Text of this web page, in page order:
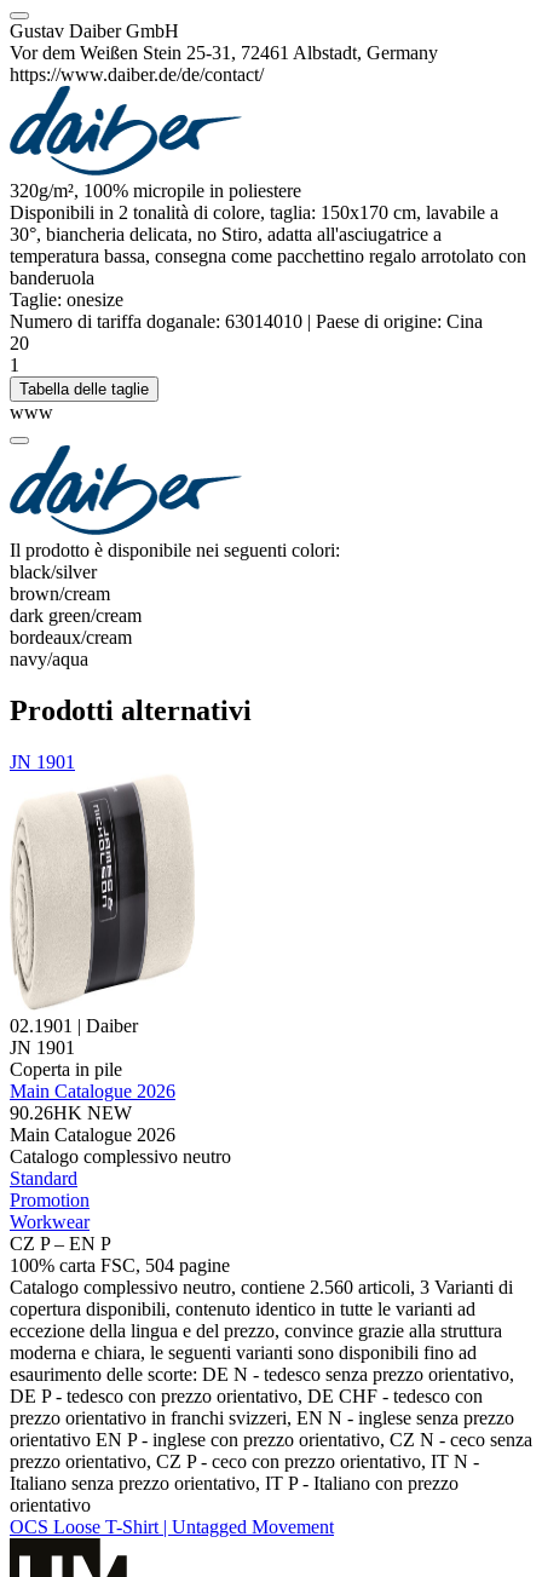
Gustav Daiber GmbH
Vor dem Weißen Stein 25-31, 72461 Albstadt, Germany
https://www.daiber.de/de/contact/
320g/m², 100% micropile in poliestere
Disponibili in 2 tonalità di colore, taglia: 150x170 cm, lavabile a
30°, biancheria delicata, no Stiro, adatta all'asciugatrice a
temperatura bassa, consegna come pacchettino regalo arrotolato con
banderuola
Taglie: onesize
Numero di tariffa doganale: 63014010 | Paese di origine: Cina
20
1
Tabella delle taglie
www
Il prodotto è disponibile nei seguenti colori:
black/​silver
brown/​cream
dark green/​cream
bordeaux/​cream
navy/​aqua
Prodotti alternativi
JN 1901
02.1901 | Daiber
JN 1901
Coperta in pile
Main Catalogue 2026
90.26HK NEW
Main Catalogue 2026
Catalogo complessivo neutro
Standard
Promotion
Workwear
CZ P – EN P
100% carta FSC, 504 pagine
Catalogo complessivo neutro, contiene 2.560 articoli, 3 Varianti di
copertura disponibili, contenuto identico in tutte le varianti ad
eccezione della lingua e del prezzo, convince grazie alla struttura
moderna e chiara, le seguenti varianti sono disponibili fino ad
esaurimento delle scorte: DE N - tedesco senza prezzo orientativo,
DE P - tedesco con prezzo orientativo, DE CHF - tedesco con
prezzo orientativo in franchi svizzeri, EN N - inglese senza prezzo
orientativo EN P - inglese con prezzo orientativo, CZ N - ceco senza
prezzo orientativo, CZ P - ceco con prezzo orientativo, IT N -
Italiano senza prezzo orientativo, IT P - Italiano con prezzo
orientativo
OCS Loose T-Shirt | Untagged Movement